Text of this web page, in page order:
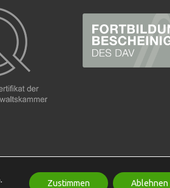
Datenschutz
Zustimmen Ablehnen